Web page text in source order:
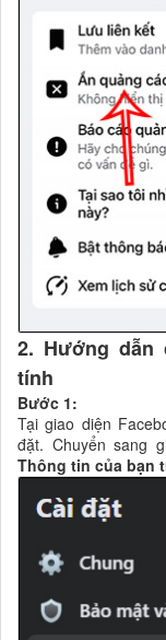
2. Hướng dẫn
tính
Bước 1:
Tại giao diện
đặt. Chuyển sang
Thông tin của bạn